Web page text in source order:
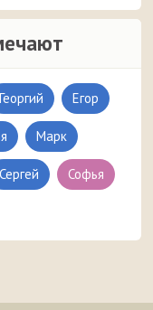
Георгий Егор
Марк
Сергей Софья